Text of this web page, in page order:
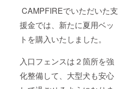
CAMPFIREでいただいた支
援金では、新たに夏用ベッ
トを購入いたしました。
入口フェンスは２箇所を強
化整備して、大型犬も安心